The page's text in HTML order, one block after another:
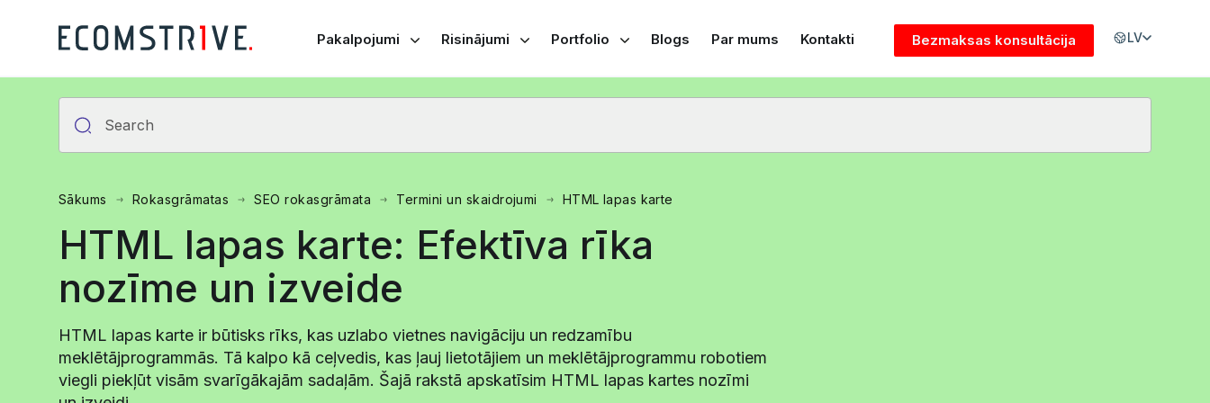
Pakalpojumi Risinājumi Portfolio Blogs Par mums Kontakti Bezmaksas konsultācija LV
Sākums Rokasgrāmatas SEO rokasgrāmata Termini un skaidrojumi HTML lapas karte
HTML lapas karte: Efektīva rīka
nozīme un izveide
HTML lapas karte ir būtisks rīks, kas uzlabo vietnes navigāciju un redzamību
meklētājprogrammās. Tā kalpo kā ceļvedis, kas ļauj lietotājiem un meklētājprogrammu robotiem
viegli piekļūt visām svarīgākajām sadaļām. Šajā rakstā apskatīsim HTML lapas kartes nozīmi